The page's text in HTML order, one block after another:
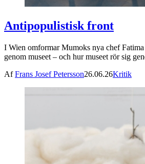
Antipopulistisk front
I Wien omformar Mumoks nya chef
genom museet – och hur museet rör sig
AfFrans Josef Petersson26.06.26Kritik